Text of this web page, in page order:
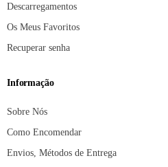
Descarregamentos
Os Meus Favoritos
Recuperar senha
Informação
Sobre Nós
Como Encomendar
Envios, Métodos de Entrega